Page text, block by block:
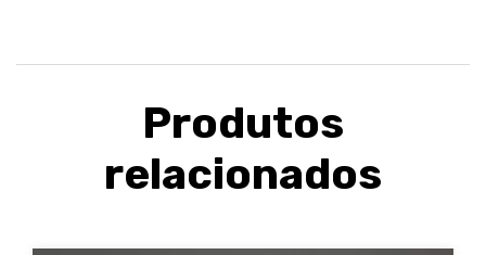
Produtos
relacionados